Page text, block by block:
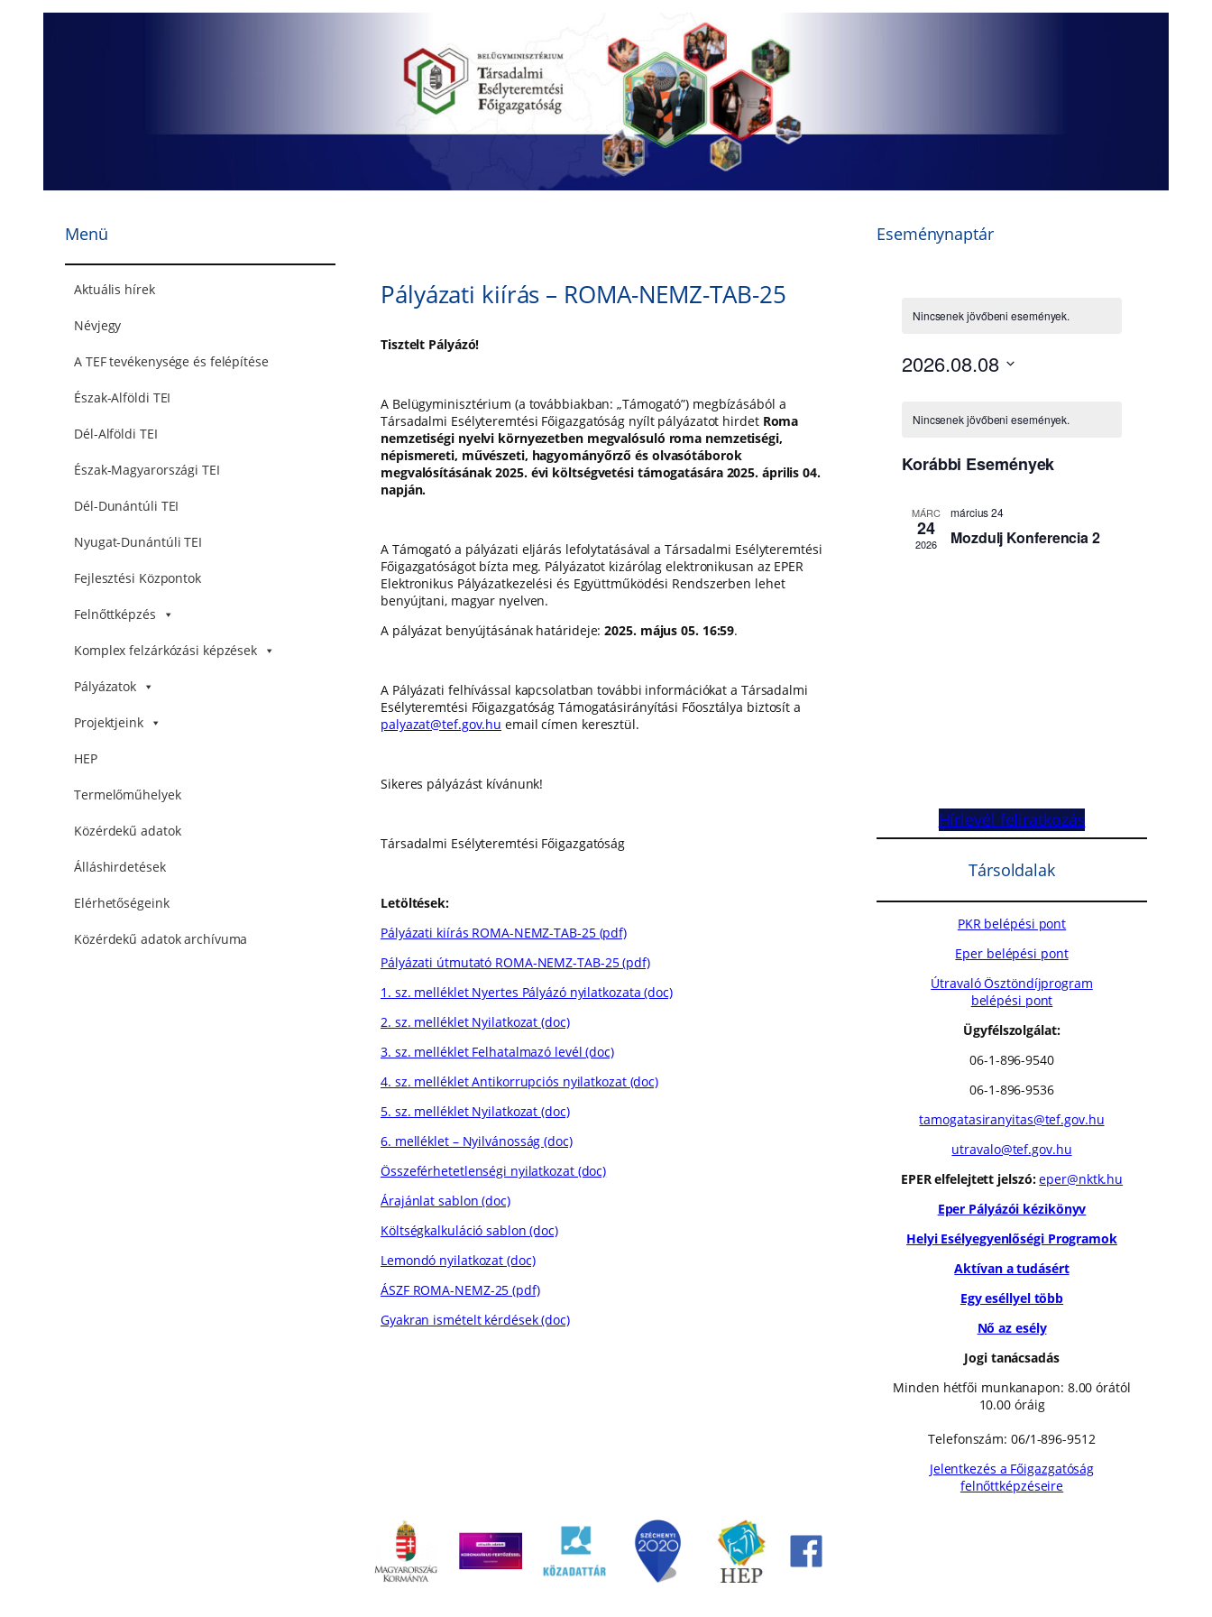
Menü
Aktuális hírek
Névjegy
A TEF tevékenysége és felépítése
Észak-Alföldi TEI
Dél-Alföldi TEI
Észak-Magyarországi TEI
Dél-Dunántúli TEI
Nyugat-Dunántúli TEI
Fejlesztési Központok
Felnőttképzés
Komplex felzárkózási képzések
Pályázatok
Projektjeink
HEP
Termelőműhelyek
Közérdekű adatok
Álláshirdetések
Elérhetőségeink
Közérdekű adatok archívuma
Pályázati kiírás – ROMA-NEMZ-TAB-25
Tisztelt Pályázó!
A Belügyminisztérium (a továbbiakban: „Támogató”) megbízásából a
Társadalmi Esélyteremtési Főigazgatóság nyílt pályázatot hirdet Roma
nemzetiségi nyelvi környezetben megvalósuló roma nemzetiségi,
népismereti, művészeti, hagyományőrző és olvasótáborok
megvalósításának 2025. évi költségvetési támogatására 2025. április 04.
napján.
A Támogató a pályázati eljárás lefolytatásával a Társadalmi Esélyteremtési
Főigazgatóságot bízta meg. Pályázatot kizárólag elektronikusan az EPER
Elektronikus Pályázatkezelési és Együttműködési Rendszerben lehet
benyújtani, magyar nyelven.
A pályázat benyújtásának határideje:2025. május 05. 16:59.
A Pályázati felhívással kapcsolatban további információkat a Társadalmi
Esélyteremtési Főigazgatóság Támogatásirányítási Főosztálya biztosít a
palyazat@tef.gov.hu email címen keresztül.
Sikeres pályázást kívánunk!
Társadalmi Esélyteremtési Főigazgatóság
Letöltések:
Pályázati kiírás ROMA-NEMZ-TAB-25 (pdf)
Pályázati útmutató ROMA-NEMZ-TAB-25 (pdf)
1. sz. melléklet Nyertes Pályázó nyilatkozata (doc)
2. sz. melléklet Nyilatkozat (doc)
3. sz. melléklet Felhatalmazó levél (doc)
4. sz. melléklet Antikorrupciós nyilatkozat (doc)
5. sz. melléklet Nyilatkozat (doc)
6. melléklet – Nyilvánosság (doc)
Összeférhetetlenségi nyilatkozat (doc)
Árajánlat sablon (doc)
Költségkalkuláció sablon (doc)
Lemondó nyilatkozat (doc)
ÁSZF ROMA-NEMZ-25 (pdf)
Gyakran ismételt kérdések (doc)
Eseménynaptár
Hírlevél feliratkozás
Társoldalak
PKR belépési pont
Eper belépési pont
Útravaló Ösztöndíjprogram
belépési pont
Ügyfélszolgálat:
06-1-896-9540
06-1-896-9536
tamogatasiranyitas@tef.gov.hu
utravalo@tef.gov.hu
EPER elfelejtett jelszó: eper@nktk.hu
Eper Pályázói kézikönyv
Helyi Esélyegyenlőségi Programok
Aktívan a tudásért
Egy eséllyel több
Nő az esély
Jogi tanácsadás
Minden hétfői munkanapon: 8.00 órától
10.00 óráig
Telefonszám: 06/1-896-9512
Jelentkezés a Főigazgatóság
felnőttképzéseire